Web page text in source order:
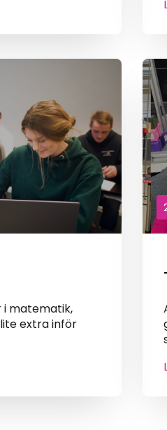
i matematik,
extra inför